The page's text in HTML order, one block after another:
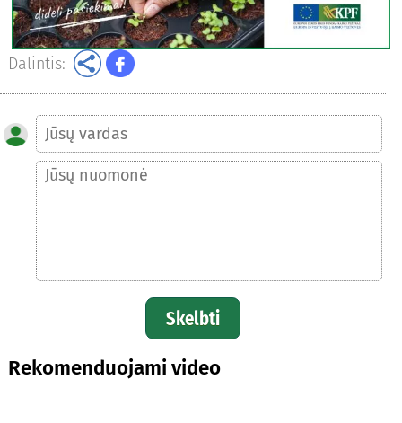
Dalintis:
Skelbti
Rekomenduojami video